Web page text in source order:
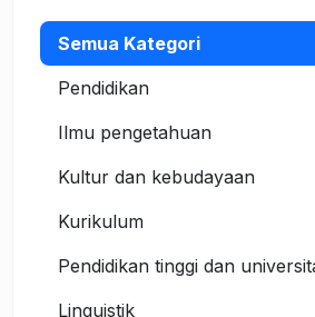
Semua Kategori
Pendidikan
Ilmu pengetahuan
Kultur dan kebudayaan
Kurikulum
Pendidikan tinggi dan
Linguistik